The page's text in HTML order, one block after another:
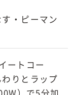
・ピーマン
ートコー
りとラップ